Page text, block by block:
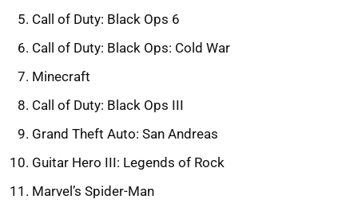
Call of Duty: Black Ops 6
Call of Duty: Black Ops: Cold War
Minecraft
Call of Duty: Black Ops III
Grand Theft Auto: San Andreas
Guitar Hero III: Legends of Rock
Marvel’s Spider-Man